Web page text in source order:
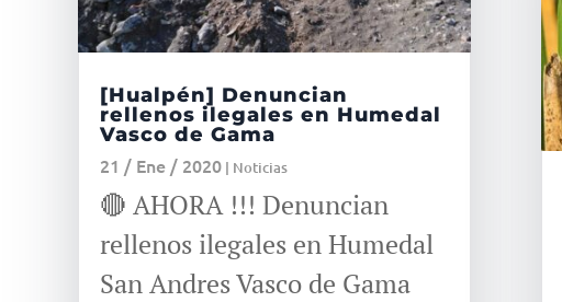
[Hualpén] Denuncian
rellenos ilegales en Humedal
Vasco de Gama
21 / Ene / 2020 | Noticias
🔴 AHORA !!! Denuncian
rellenos ilegales en Humedal
San Andres Vasco de Gama